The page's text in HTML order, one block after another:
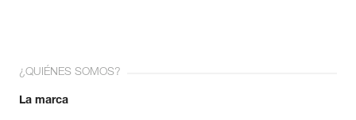
¿QUIÉNES SOMOS?
La marca